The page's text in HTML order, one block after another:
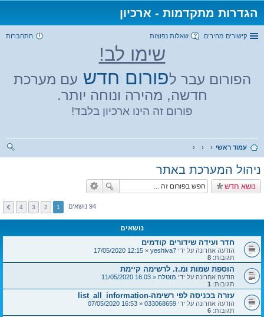
הגדרות מתקדמות - ארכיון
קישורים מהירים שאלות נפוצות התחברות
שימו לב!
הפורום עבר לפורום חדש עם מערכת
חדשה, מהירה ונוחה יותר.
פורום זה הינו ארכיון בלבד!
עמוד ראשי
ניהול המערכת באתר
נושא חדש
94 נושאים 1
2
3
4
נושאים
חדר ועידה שידורים קודמים
הודעה אחרונה על ידי yeshiva7
«
12:15 17/05/2020
תגובות: 8
הוספת שמות ומ.ז. לרשימה קיימת
הודעה אחרונה על ידי מוטלה «
16:03 11/05/2020
תגובות: 1
עזרה בכניסה לפי רשימה-list_all_information
הודעה אחרונה על ידי 033068659
«
16:53 07/05/2020
תגובות: 6